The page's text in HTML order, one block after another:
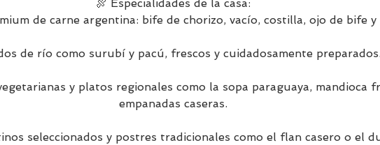
🍖 Especialidades de la casa:
de carne argentina: bife de chorizo, vacío, costilla, ojo de bife y
de río como surubí y pacú, frescos y cuidadosamente preparados.
y platos regionales como la sopa paraguaya, mandioca
empanadas caseras.
seleccionados y postres tradicionales como el flan casero o el